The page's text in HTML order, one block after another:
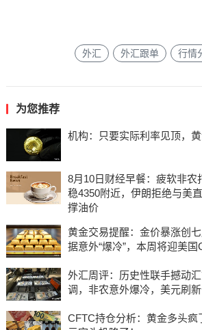
外汇 外汇跟单 行情
为您推荐
机构：只要实际利率见顶，
8月10日财经早餐：疲软非农
稳4350附近，伊朗拒绝与美
撑油价
黄金交易提醒：金价暴涨创
据意外“爆冷”，本周将迎美国
外汇周评：历史性联手撼动
调，非农意外爆冷，美元刷
CFTC持仓分析：黄金多头疯